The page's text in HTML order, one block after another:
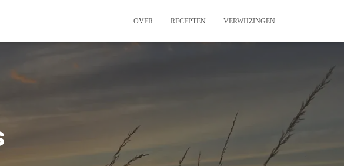
OVER RECEPTEN VERWIJZINGEN